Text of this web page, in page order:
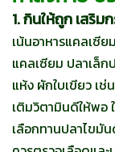
1. กินให้ถูก เสริม
เน้นอาหารแคลเซี
แคลเซียม ปลาเล็ก
แห้ง ผักใบเขียว เช่
เติมวิตามินดีให้พอ
เลือกทานปลาไขมั